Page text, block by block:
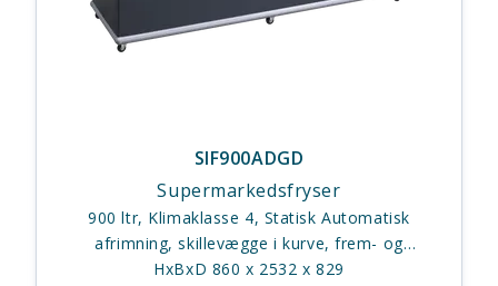
SIF900ADGD
Supermarkedsfryser
900 ltr, Klimaklasse 4, Statisk Automatisk
afrimning, skillevægge i kurve, frem- og
tilbageskydningslåg
HxBxD 860 x 2532 x 829